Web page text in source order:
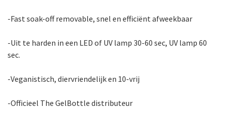
-Fast soak-off removable, snel en efficiënt afweekbaar
-Uit te harden in een LED of UV lamp 30-60 sec, UV lamp 60
sec.
-Veganistisch, diervriendelijk en 10-vrij
-Officieel The GelBottle distributeur